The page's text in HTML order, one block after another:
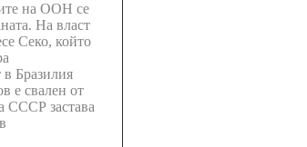
на ООН се
На власт
Секо, който
Бразилия
е свален от
СССР застава